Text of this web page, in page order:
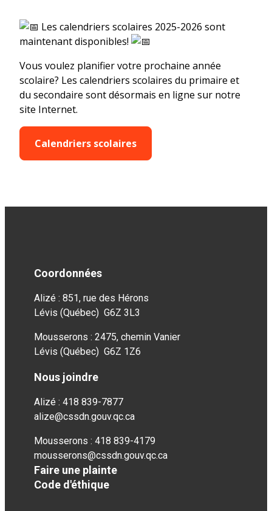
Les calendriers scolaires 2025-2026 sont
maintenant disponibles!
Vous voulez planifier votre prochaine année
scolaire? Les calendriers scolaires du primaire et
du secondaire sont désormais en ligne sur notre
site Internet.
Calendriers scolaires
Coordonnées
Alizé : 851, rue des Hérons
Lévis (Québec) G6Z 3L3
Mousserons : 2475, chemin Vanier
Lévis (Québec) G6Z 1Z6
Nous joindre
Alizé : 418 839-7877
alize@cssdn.gouv.qc.ca
Mousserons : 418 839-4179
mousserons@cssdn.gouv.qc.ca
Faire une plainte
Code d'éthique